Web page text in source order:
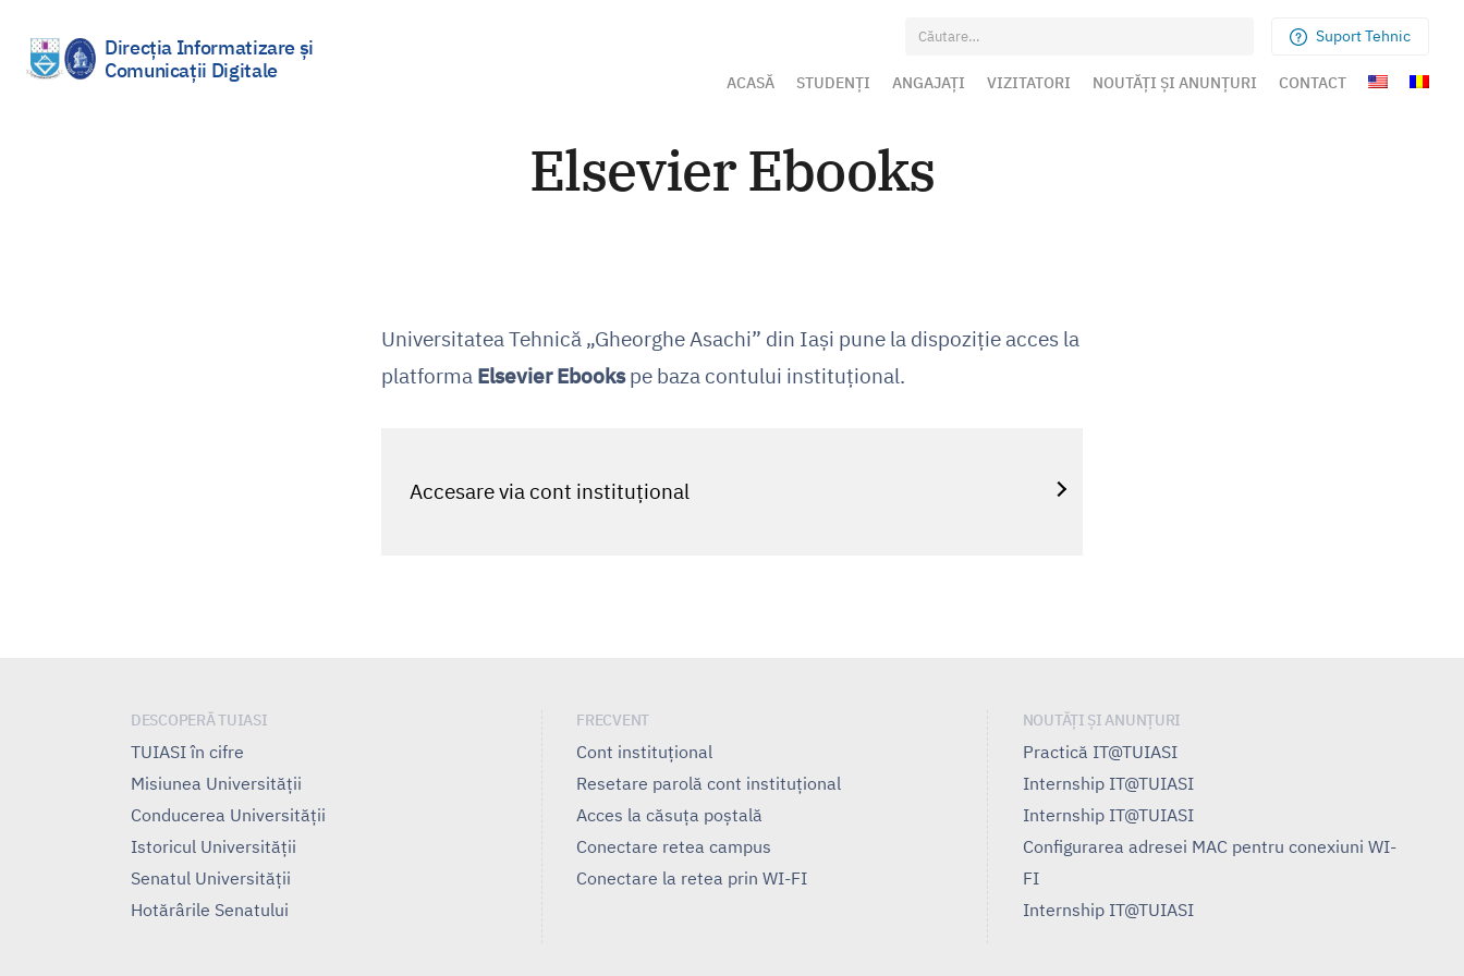
Direcția Informatizare și
Comunicații Digitale
Caută
Suport Tehnic
ACASĂ STUDENȚI ANGAJAȚI VIZITATORI NOUTĂȚI ȘI ANUNȚURI CONTACT
Elsevier Ebooks
Universitatea Tehnică „Gheorghe Asachi” din Iași pune la dispoziție acces la
platforma Elsevier Ebookspe baza contului instituţional.
Accesare via cont instituţional
DESCOPERĂ TUIASI
TUIASI în cifre
Misiunea Universităţii
Conducerea Universităţii
Istoricul Universităţii
Senatul Universității
Hotărârile Senatului
FRECVENT
Cont instituțional
Resetare parolă cont instituțional
Acces la căsuța poștală
Conectare retea campus
Conectare la retea prin WI-FI
NOUTĂȚI ȘI ANUNȚURI
Practică IT@TUIASI
Internship IT@TUIASI
Internship IT@TUIASI
Configurarea adresei MAC pentru conexiuni WI-
FI
Internship IT@TUIASI